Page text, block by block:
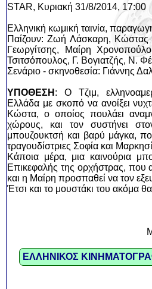
STAR, Κυριακή 31/8/2014, 17:00
Ελληνική κωμική ταινία,
Παίζουν: Ζωή Λάσκαρη,
Γεωργίτσης, Μαίρη
Τσιτσόπουλος, Γ. Βογιατζής, Ν.
Σενάριο - σκηνοθεσία: Γιάννης
ΥΠΟΘΕΣΗ : Ο Τζιμ,
Ελλάδα με σκοπό να ανοίξει
Κώστα, ο οποίος πουλάει
χώρους, και τον συστήνει
μπουζουκτσή και βαρύ μάγκα,
τραγουδίστριες Σοφία και
Κάποια μέρα, μια καινούρια
Επικεφαλής της ορχήστρας, που
και η Μαίρη προσπαθεί να τον
Έτσι και το μουστάκι του ακόμα
ΕΛΛΗΝΙΚΟΣ